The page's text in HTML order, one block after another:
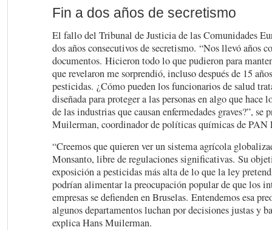
Fin a dos años de secretismo
El fallo del Tribunal de Justicia de las Comunidades
dos años consecutivos de secretismo. “Nos llevó años
documentos. Hicieron todo lo que pudieron para
que revelaron me sorprendió, incluso después de 15
pesticidas. ¿Cómo pueden los funcionarios de salud
diseñada para proteger a las personas en algo que hace
de las industrias que causan enfermedades graves?”, se
Muilerman, coordinador de políticas químicas de PAN
“Creemos que quieren ver un sistema agrícola
Monsanto, libre de regulaciones significativas. Su
exposición a pesticidas más alta de lo que la ley
podrían alimentar la preocupación popular de que los
empresas se defienden en Bruselas. Entendemos esa
algunos departamentos luchan por decisiones justas y
explica Hans Muilerman.